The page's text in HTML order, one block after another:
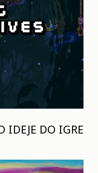
IDEJE DO IGRE